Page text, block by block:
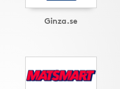
Ginza.se